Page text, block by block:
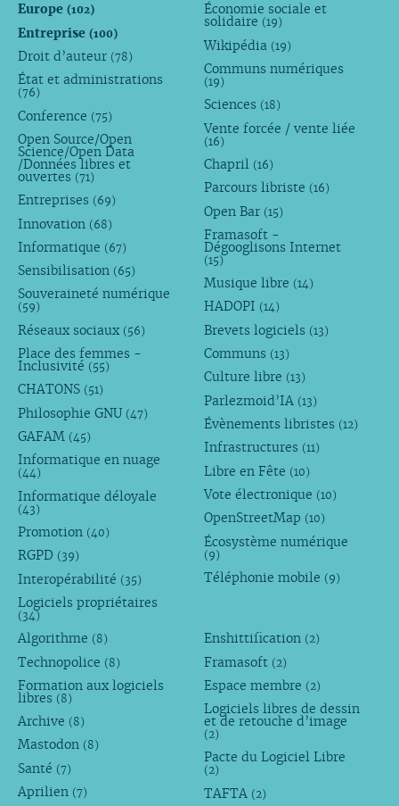
Europe (102)
Entreprise (100)
Droit d’auteur (78)
État et administrations
(76)
Conference (75)
Open Source/Open
Science/Open Data
/Données libres et
ouvertes (71)
Entreprises (69)
Innovation (68)
Informatique (67)
Sensibilisation (65)
Souveraineté numérique
(59)
Réseaux sociaux (56)
Place des femmes -
Inclusivité (55)
CHATONS (51)
Philosophie GNU (47)
GAFAM (45)
Informatique en nuage
(44)
Informatique déloyale
(43)
Promotion (40)
RGPD (39)
Interopérabilité (35)
Logiciels propriétaires
(34)
Économie sociale et
solidaire (19)
Wikipédia (19)
Communs numériques
(19)
Sciences (18)
Vente forcée / vente liée
(16)
Chapril (16)
Parcours libriste (16)
Open Bar (15)
Framasoft -
Dégooglisons Internet
(15)
Musique libre (14)
HADOPI (14)
Brevets logiciels (13)
Communs (13)
Culture libre (13)
Parlezmoid’IA (13)
Évènements libristes (12)
Infrastructures (11)
Libre en Fête (10)
Vote électronique (10)
OpenStreetMap (10)
Écosystème numérique
(9)
Téléphonie mobile (9)
Algorithme (8)
Technopolice (8)
Formation aux logiciels
libres (8)
Archive (8)
Mastodon (8)
Santé (7)
Aprilien (7)
Enshittification (2)
Framasoft (2)
Espace membre (2)
Logiciels libres de dessin
et de retouche d’image
(2)
Pacte du Logiciel Libre
(2)
TAFTA (2)